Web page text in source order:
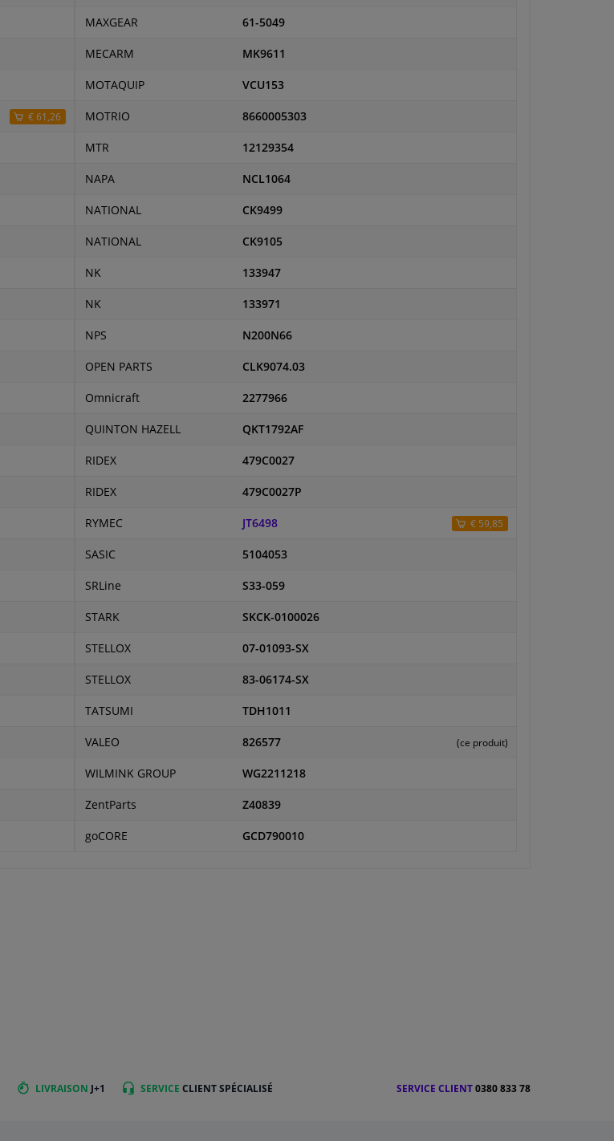
€ 61,26
MAXGEAR 61-5049
MECARM MK9611
MOTAQUIP VCU153
MOTRIO 8660005303
MTR 12129354
NAPA NCL1064
NATIONAL CK9499
NATIONAL CK9105
NK 133947
NK 133971
NPS N200N66
OPEN PARTS CLK9074.03
Omnicraft 2277966
QUINTON HAZELL QKT1792AF
RIDEX 479C0027
RIDEX 479C0027P
RYMEC JT6498 € 59,85
SASIC 5104053
SRLine S33-059
STARK SKCK-0100026
STELLOX 07-01093-SX
STELLOX 83-06174-SX
TATSUMI TDH1011
VALEO 826577 (ce produit)
WILMINK GROUP WG2211218
ZentParts Z40839
goCORE GCD790010
LIVRAISON J+1 SERVICE CLIENT SPÉCIALISÉ SERVICE CLIENT0380 833 78